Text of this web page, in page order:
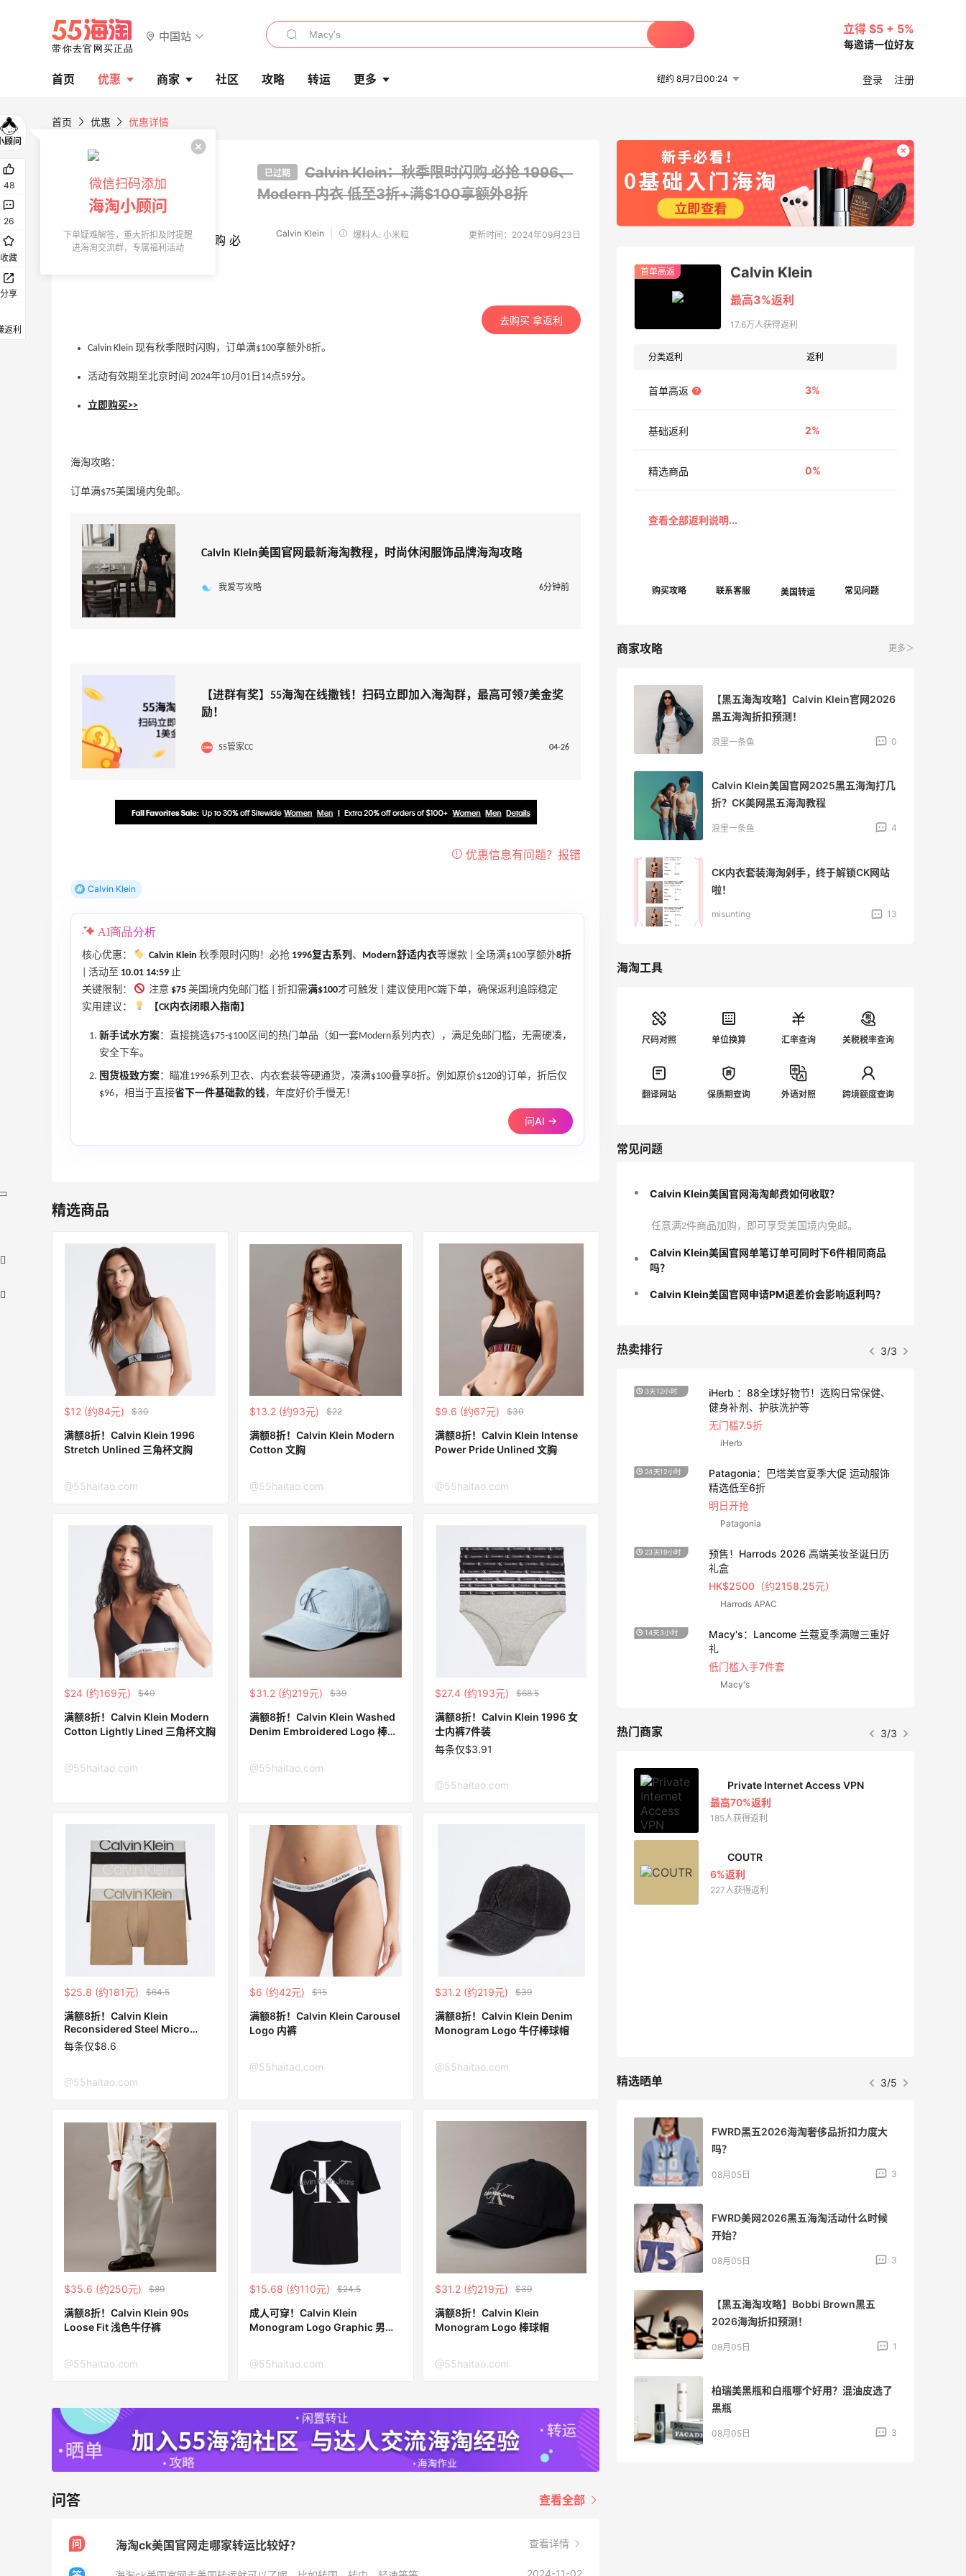
中国站
立得 $5 + 5%
每邀请一位好友
首页 优惠 商家 社区 攻略 转运 更多 纽约 8月7日00:24 登录 注册
首页 优惠 优惠详情
已过期
Calvin Klein：秋季限时闪购 必抢 1996、
Modern 内衣低至3折+满$100享额外8折
Calvin Klein 爆料人: 小米粒 更新时间：2024年09月23日
去购买 拿返利
Calvin Klein 现有秋季限时闪购，订单满$100享额外8折。
活动有效期至北京时间 2024年10月01日14点59分。
立即购买>>
海淘攻略：
订单满$75美国境内免邮。
Calvin Klein美国官网最新海淘教程，时尚休闲服饰品牌海淘攻略
我爱写攻略 6分钟前
【进群有奖】55海淘在线撒钱！扫码立即加入海淘群，最高可领7美金奖
励！
55管家CC 04-26
Calvin Klein
AI商品分析
核心优惠： Calvin Klein 秋季限时闪购！必抢 1996复古系列 、 Modern舒适内衣等爆款 | 全场满$100享额外8折
| 活动至 10.01 14:59 止
关键限制：
注意 $75 美国境内免邮门槛 | 折扣需满$100才可触发 | 建议使用PC端下单，确保返利追踪稳定
实用建议：
【CK内衣闭眼入指南】
新手试水方案：直接挑选$75-$100区间的热门单品（如一套Modern系列内衣），满足免邮门槛，无需硬凑，
安全下车。
囤货极致方案：瞄准1996系列卫衣、内衣套装等硬通货，凑满$100叠享8折。例如原价$120的订单，折后仅
$96，相当于直接省下一件基础款的钱，年度好价手慢无！
问AI →
精选商品
$12 (约84元) $30
满额8折！Calvin Klein 1996
Stretch Unlined 三角杯文胸
@55haitao.com
$13.2 (约93元) $22
满额8折！Calvin Klein Modern
Cotton 文胸
@55haitao.com
$9.6 (约67元) $30
满额8折！Calvin Klein Intense
Power Pride Unlined 文胸
@55haitao.com
$24 (约169元) $40
满额8折！Calvin Klein Modern
Cotton Lightly Lined 三角杯文胸
@55haitao.com
$31.2 (约219元) $39
满额8折！Calvin Klein Washed
Denim Embroidered Logo 棒球
@55haitao.com
$27.4 (约193元) $68.5
满额8折！Calvin Klein 1996 女
士内裤7件装
每条仅$3.91
@55haitao.com
$25.8 (约181元) $64.5
满额8折！Calvin Klein
Reconsidered Steel Micro
Boxer 男士内裤3件装
每条仅$8.6
@55haitao.com
$6 (约42元) $15
满额8折！Calvin Klein Carousel
Logo 内裤
@55haitao.com
$31.2 (约219元) $39
满额8折！Calvin Klein Denim
Monogram Logo 牛仔棒球帽
@55haitao.com
$35.6 (约250元) $89
满额8折！Calvin Klein 90s
Loose Fit 浅色牛仔裤
@55haitao.com
$15.68 (约110元) $24.5
成人可穿！Calvin Klein
Monogram Logo Graphic 男童T
@55haitao.com
$31.2 (约219元) $39
满额8折！Calvin Klein
Monogram Logo 棒球帽
@55haitao.com
问答 查看全部
问 海淘ck美国官网走哪家转运比较好？ 查看详情
2024-11-02
首单高返 Calvin Klein
最高3%返利
17.6万人获得返利
分类返利 返利
首单高返 3%
基础返利 2%
精选商品 0%
美国转运
商家攻略 更多＞
【黑五海淘攻略】Calvin Klein官网2026
折？CK美网黑五海淘教程
misunting
【黑五海淘攻略】Calvin Klein官网2026
黑五海淘折扣预测！
浪里一条鱼 0
Calvin Klein美国官网2025黑五海淘打几
折？CK美网黑五海淘教程
浪里一条鱼 4
CK内衣套装海淘剁手，终于解锁CK网站
啦！
misunting 13
海淘工具
尺码对照 单位换算 汇率查询 关税税率查询
翻译网站 保质期查询 外语对照 跨境额度查询
常见问题
Calvin Klein美国官网海淘邮费如何收取？
任意满2件商品加购，即可享受美国境内免邮。
Calvin Klein美国官网单笔订单可同时下6件相同商品
吗？
Calvin Klein美国官网申请PM退差价会影响返利吗？
热卖排行 1/3
LN-CC：限时大促！入手 Ganni、Acne、
西太后等
LN-CC
PRADA、LOEWE、加拿大鹅等
10天18小时
Mytheresa：折扣区时尚上新热卖 关注
TOTEME、ZIMMERMAN 等
享额外9折
Mytheresa
Bloomingdales：时尚热卖！入手珑骧、
Tory Burch、拉夫劳伦等
每满$100返$25礼卡
iHerb ：88全球好物节！选购日常保健、
健身补剂、护肤洗护等
iHerb
精选低至6折
预售！Harrods 2026 高端美妆圣诞日历
HK$2500（约2158.25元）
Harrods APAC
14天3小时
Macy's：Lancome 兰蔻夏季满赠三重好
低门槛入手7件套
3天12小时
adidas HK：精选正价产品促销！入球
衣、金属银跆拳道鞋等
2件8折 叠加满HK$1800-100
4天6小时
【55专享】Bobbi Brown 美网：美妆礼
遇！满$150立省$50
满赠正装橘子眼霜+精华唇蜜等好礼
Bobbi Brown
6天
Columbia Sportswear：夏季大促！哥伦
低至6折
Columbia Sportswear
3天
Bloomingdales：美妆大促！入手 Dior、
满$200享8.5折优惠+部分送好礼
Bloomingdales
热门商家 1/3
Belly Bandit
4%返利
42人获得返利
TIMEBEAM (US)
最高10%返利
282人获得返利
RFM Denim
6%返利
85人获得返利
Private Internet Access VPN
Mac Duggal
最高2%返利
6023人成功下单
Biōkreativ
30%返利
54人获得返利
精选晒单 4/5
Bobbi Brown美网2026黑五海淘活动什
么时候开始？
08月06日 3
碳水快乐｜童年回忆李先生牛肉面🍜
08月06日
🏃
08月05日 4
FWRD美网2026黑五海淘活动什么时候
开始？
2026海淘折扣预测！
黑瓶
08月05日
兰蔻粉金管新色212哪个网站可以海淘？
08月05日
淘宝买柏瑞美定妆喷雾跳55海淘！返利
2.91元
08月05日
吃到了干煸炒面，好吃诶
08月05日
牛杂牛腩锅我很喜欢
08月05日
48
26
收藏
分享
返利
微信扫码添加
海淘小顾问
下单疑难解答，重大折扣及时提醒
进海淘交流群，专属福利活动